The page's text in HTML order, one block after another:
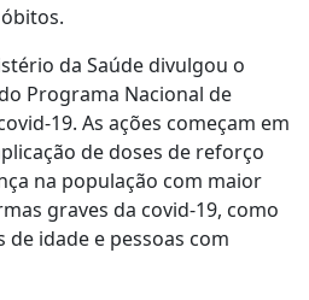
da Saúde divulgou o
Programa Nacional de
19. As ações começam em
de doses de reforço
na população com maior
graves da covid-19, como
de idade e pessoas com